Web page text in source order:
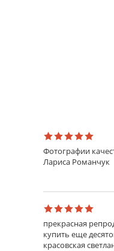
Фотографии
Лариса Романчук
прекрасная
купить еще
красовская